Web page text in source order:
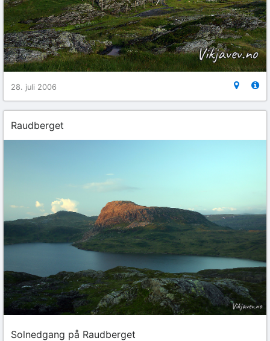
28. juli 2006
Raudberget
Solnedgang på Raudberget